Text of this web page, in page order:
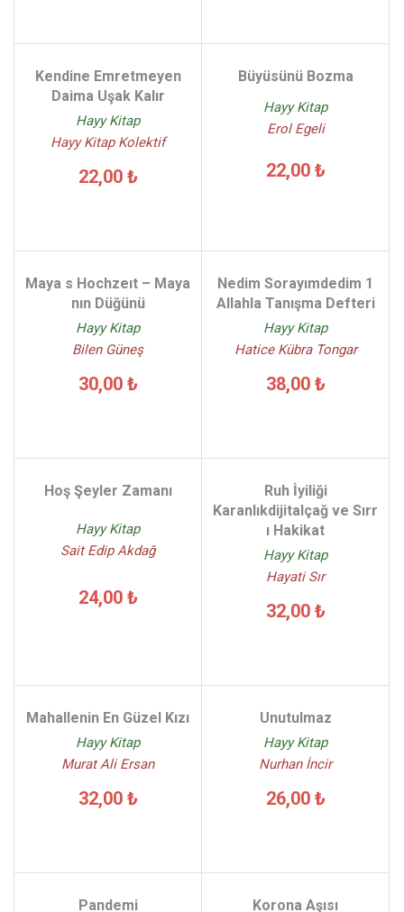
Kendine Emretmeyen
Daima Uşak Kalır
Hayy Kitap
Hayy Kitap Kolektif
22,00 ₺
Büyüsünü Bozma
Hayy Kitap
Erol Egeli
22,00 ₺
Maya s Hochzeıt – Maya
nın Düğünü
Hayy Kitap
Bilen Güneş
30,00 ₺
Nedim Sorayımdedim 1
Allahla Tanışma Defteri
Hayy Kitap
Hatice Kübra Tongar
38,00 ₺
Hoş Şeyler Zamanı
Hayy Kitap
Sait Edip Akdağ
24,00 ₺
Ruh İyiliği
Karanlıkdijitalçağ ve Sırr
ı Hakikat
Hayy Kitap
Hayati Sır
32,00 ₺
Mahallenin En Güzel Kızı
Hayy Kitap
Murat Ali Ersan
32,00 ₺
Unutulmaz
Hayy Kitap
Nurhan İncir
26,00 ₺
Pandemi Korona Aşısı